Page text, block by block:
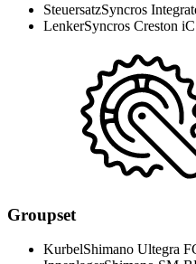
SteuersatzSyncros
LenkerSyncros Creston
Groupset
KurbelShimano Ultegra